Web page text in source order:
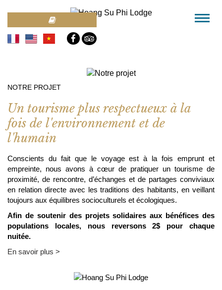
NOTRE PROJET
Un tourisme plus respectueux à la
fois de l'environnement et de
l'humain
Conscients du fait que le voyage est à la fois emprunt et
empreinte, nous avons à cœur de pratiquer un tourisme de
proximité, de rencontre, d’échanges et de partages conviviaux
en relation directe avec les traditions des habitants, en veillant
toujours aux équilibres socioculturels et écologiques.
Afin de soutenir des projets solidaires aux bénéfices des
populations locales, nous reversons 2$ pour chaque
nuitée.
En savoir plus >